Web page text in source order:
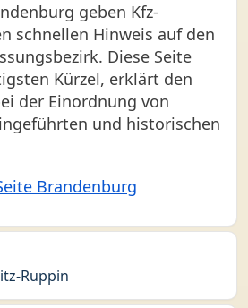
geben Kfz-
schnellen Hinweis auf den
Diese Seite
Kürzel, erklärt den
der Einordnung von
und historischen
Brandenburg
Ruppin